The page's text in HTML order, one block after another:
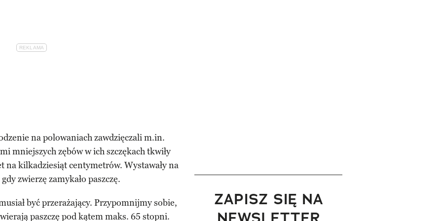
na polowaniach zawdzięczali m.in.
mniejszych zębów w ich szczękach tkwiły
na kilkadziesiąt centymetrów. Wystawały na
zwierzę zamykało paszczę.
być przerażający. Przypomnijmy sobie,
paszczę pod kątem maks. 65 stopni.
ZAPISZ SIĘ NA